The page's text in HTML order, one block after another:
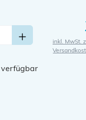
inkl. MwSt.
verfügbar